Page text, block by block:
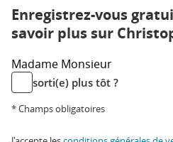
Enregistrez-vous
savoir plus sur
Madame Monsieur
sorti(e) plus tôt ?
* Champs obligatoires